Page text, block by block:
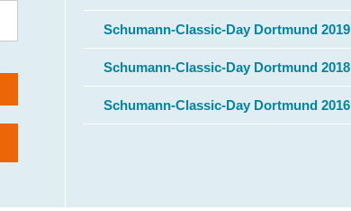
Schumann-Classic-Day Dortmund 2019
Schumann-Classic-Day Dortmund 2018
Schumann-Classic-Day Dortmund 2016